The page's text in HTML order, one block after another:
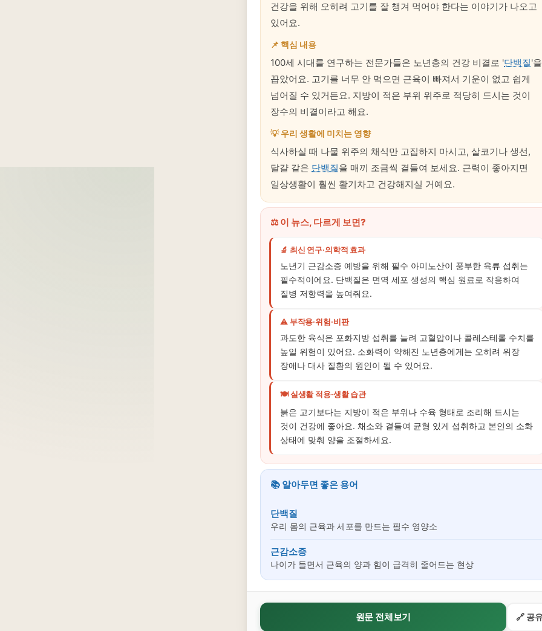
건강을 위해 오히려 고기를 잘 챙겨 먹어야 한다는 이야기가 나오고
있어요.
📌 핵심 내용
100세 시대를 연구하는 전문가들은 노년층의 건강 비결로 '단백질'을
꼽았어요. 고기를 너무 안 먹으면 근육이 빠져서 기운이 없고 쉽게
넘어질 수 있거든요. 지방이 적은 부위 위주로 적당히 드시는 것이
장수의 비결이라고 해요.
💡 우리 생활에 미치는 영향
식사하실 때 나물 위주의 채식만 고집하지 마시고, 살코기나 생선,
달걀 같은 단백질을 매끼 조금씩 곁들여 보세요. 근력이 좋아지면
일상생활이 훨씬 활기차고 건강해지실 거예요.
⚖️ 이 뉴스, 다르게 보면?
🔬 최신 연구·의학적 효과
노년기 근감소증 예방을 위해 필수 아미노산이 풍부한 육류 섭취는
필수적이에요. 단백질은 면역 세포 생성의 핵심 원료로 작용하여
질병 저항력을 높여줘요.
⚠️ 부작용·위험·비판
과도한 육식은 포화지방 섭취를 늘려 고혈압이나 콜레스테롤 수치를
높일 위험이 있어요. 소화력이 약해진 노년층에게는 오히려 위장
장애나 대사 질환의 원인이 될 수 있어요.
🍽️ 실생활 적용·생활 습관
붉은 고기보다는 지방이 적은 부위나 수육 형태로 조리해 드시는
것이 건강에 좋아요. 채소와 곁들여 균형 있게 섭취하고 본인의 소화
상태에 맞춰 양을 조절하세요.
📚 알아두면 좋은 용어
단백질
우리 몸의 근육과 세포를 만드는 필수 영양소
근감소증
나이가 들면서 근육의 양과 힘이 급격히 줄어드는 현상
원문 전체보기 🔗 공